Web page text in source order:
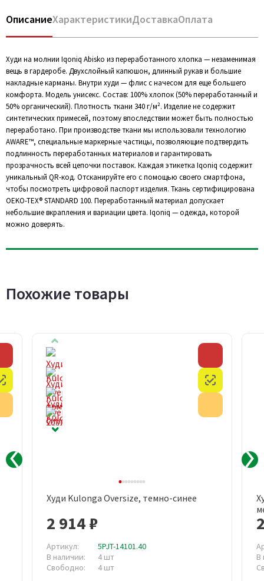
ОписаниеХарактеристикиДоставкаОплата
Худи на молнии Iqoniq Abisko из переработанного хлопка — незаменимая
вещь в гардеробе. Двухслойный капюшон, длинный рукав и большие
накладные карманы. Внутри худи — флис с начесом для еще большего
комфорта. Модель унисекс. Состав: 100% хлопок (50% переработанный и
50% органический). Плотность ткани 340 г/м². Изделие не содержит
синтетических примесей, поэтому впоследствии может быть полностью
переработано. При производстве ткани мы использовали технологию
AWARE™, специальные маркерные частицы, позволяющие подтвердить
подлинность переработанных материалов и гарантировать
прозрачность всей цепочки поставок. Каждая этикетка Iqoniq содержит
уникальный QR-код. Отсканируйте его с помощью своего смартфона,
чтобы посмотреть цифровой паспорт изделия. Ткань сертифицирована
OEKO-TEX® STANDARD 100. Переработанный материал допускает
небольшие вкрапления и вариации цвета. Iqoniq — одежда, которой
можно доверять.
Похожие товары
Честный знак
Худи Kulonga Oversize, темно-синее
2 914 ₽
Артикул:
5PJT-14101.40
В наличии:
4 шт
Свободно:
4 шт
В